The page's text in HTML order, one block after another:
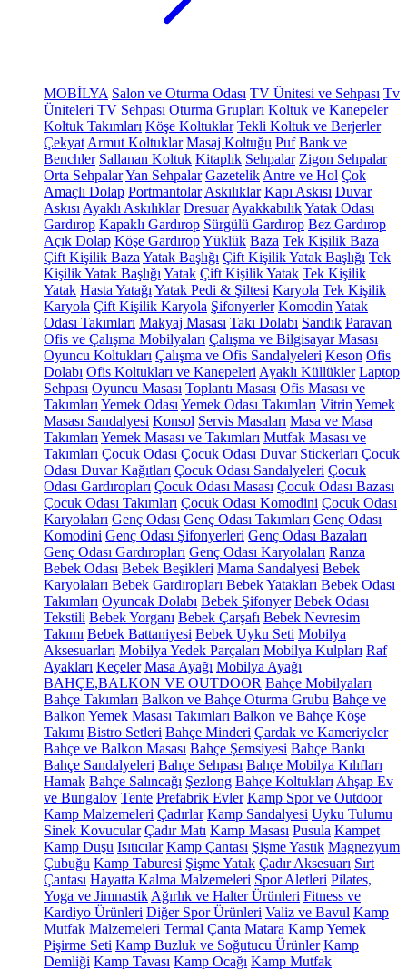
MOBİLYA Salon ve Oturma Odası TV Ünitesi ve Sehpası Tv
Üniteleri TV Sehpası Oturma Grupları Koltuk ve Kanepeler
Koltuk Takımları Köşe Koltuklar Tekli Koltuk ve Berjerler
Çekyat Armut Koltuklar Masaj Koltuğu Puf Bank ve
Benchler Sallanan Koltuk Kitaplık Sehpalar Zigon Sehpalar
Orta SehpalarYan Sehpalar Gazetelik Antre ve Hol Çok
Amaçlı Dolap Portmantolar Askılıklar Kapı Askısı Duvar
Askısı Ayaklı Askılıklar Dresuar AyakkabılıkYatak Odası
Gardırop Kapaklı Gardırop Sürgülü Gardırop Bez Gardırop
Açık Dolap Köşe GardıropYüklük Baza Tek Kişilik Baza
Çift Kişilik Baza Yatak Başlığı Çift Kişilik Yatak Başlığı Tek
Kişilik Yatak Başlığı Yatak Çift Kişilik Yatak Tek Kişilik
Yatak Hasta Yatağı Yatak Pedi & Şiltesi Karyola Tek Kişilik
Karyola Çift Kişilik Karyola Şifonyerler Komodin Yatak
Odası Takımları Makyaj Masası Takı Dolabı Sandık Paravan
Ofis ve Çalışma Mobilyaları Çalışma ve Bilgisayar Masası
Oyuncu Koltukları Çalışma ve Ofis Sandalyeleri Keson Ofis
Dolabı Ofis Koltukları ve Kanepeleri Ayaklı Küllükler Laptop
Sehpası Oyuncu Masası Toplantı Masası Ofis Masası ve
Takımları Yemek Odası Yemek Odası Takımları Vitrin Yemek
Masası Sandalyesi Konsol Servis Masaları Masa ve Masa
Takımları Yemek Masası ve Takımları Mutfak Masası ve
Takımları Çocuk Odası Çocuk Odası Duvar Stickerları Çocuk
Odası Duvar Kağıtları Çocuk Odası Sandalyeleri Çocuk
Odası Gardıropları Çocuk Odası Masası Çocuk Odası Bazası
Çocuk Odası Takımları Çocuk Odası Komodini Çocuk Odası
Karyolaları Genç Odası Genç Odası Takımları Genç Odası
Komodini Genç Odası Şifonyerleri Genç Odası Bazaları
Genç Odası Gardıropları Genç Odası Karyolaları Ranza
Bebek Odası Bebek Beşikleri Mama Sandalyesi Bebek
Karyolaları Bebek Gardıropları Bebek Yatakları Bebek Odası
Takımları Oyuncak Dolabı Bebek Şifonyer Bebek Odası
Tekstili Bebek Yorganı Bebek Çarşafı Bebek Nevresim
Takımı Bebek Battaniyesi Bebek Uyku Seti Mobilya
Aksesuarları Mobilya Yedek Parçaları Mobilya Kulpları Raf
Ayakları Keçeler Masa Ayağı Mobilya Ayağı
BAHÇE,BALKON VE OUTDOOR Bahçe Mobilyaları
Bahçe Takımları Balkon ve Bahçe Oturma Grubu Bahçe ve
Balkon Yemek Masası Takımları Balkon ve Bahçe Köşe
Takımı Bistro Setleri Bahçe Minderi Çardak ve Kameriyeler
Bahçe ve Balkon Masası Bahçe Şemsiyesi Bahçe Bankı
Bahçe Sandalyeleri Bahçe Sehpası Bahçe Mobilya Kılıfları
Hamak Bahçe Salıncağı Şezlong Bahçe Koltukları Ahşap Ev
ve Bungalov Tente Prefabrik Evler Kamp Spor ve Outdoor
Kamp Malzemeleri Çadırlar Kamp Sandalyesi Uyku Tulumu
Sinek Kovucular Çadır Matı Kamp Masası Pusula Kampet
Kamp Duşu Isıtıcılar Kamp Çantası Şişme Yastık Magnezyum
Çubuğu Kamp Taburesi Şişme Yatak Çadır Aksesuarı Sırt
Çantası Hayatta Kalma Malzemeleri Spor Aletleri Pilates,
Yoga ve Jimnastik Ağırlık ve Halter Ürünleri Fitness ve
Kardiyo Ürünleri Diğer Spor Ürünleri Valiz ve Bavul Kamp
Mutfak Malzemeleri Termal Çanta Matara Kamp Yemek
Pişirme Seti Kamp Buzluk ve Soğutucu Ürünler Kamp
Demliği Kamp Tavası Kamp Ocağı Kamp Mutfak